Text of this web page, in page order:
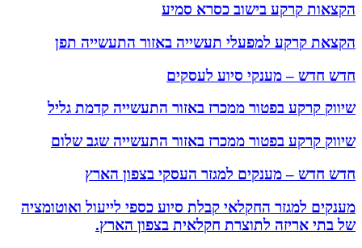
הקצאות קרקע בישוב כסרא סמיע
הקצאת קרקע למפעלי תעשייה באזור התעשייה תפן
חדש חדש – מענקי סיוע לעסקים
שיווק קרקע בפטור ממכרז באזור התעשייה קדמת גליל
שיווק קרקע בפטור ממכרז באזור התעשייה שגב שלום
חדש חדש – מענקים למגזר העסקי בצפון הארץ
מענקים למגזר החקלאי קבלת סיוע כספי לייעול ואוטומציה
של בתי אריזה לתוצרת חקלאית בצפון הארץ.